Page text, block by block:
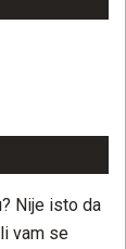
Nije isto da
vam se